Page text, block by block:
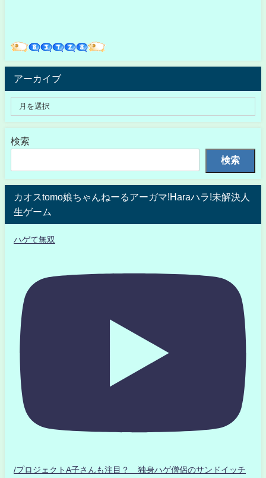
アーカイブ
検索
検索
カオスtomo娘ちゃんねーるアーガマ!Haraハラ!未解決人
生ゲーム
ハゲて無双
/プロジェクトA子さんも注目？ 独身ハゲ僧侶のサンドイッチ